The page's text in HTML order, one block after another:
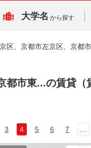
大学名 から探す
区、京都市左京区、京都
都市東...の賃貸（
3 4 5 6 7